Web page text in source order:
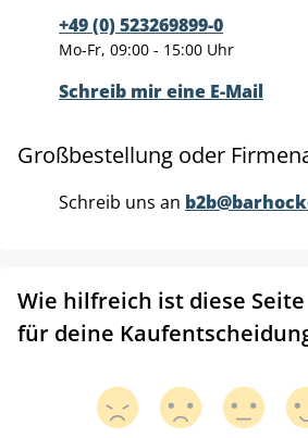
+49 (0) 523269899-0
Mo-Fr, 09:00 - 15:00 Uhr
Schreib mir eine E-Mail
Großbestellung oder
Schreib uns an
Wie hilfreich ist diese Seite
für deine